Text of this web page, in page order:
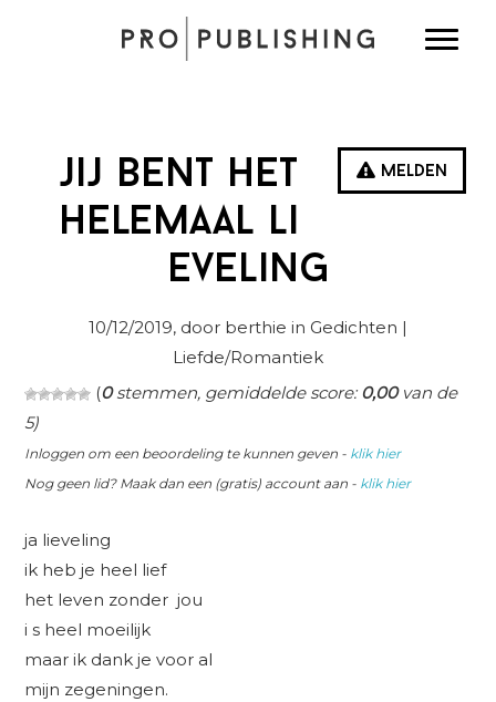
Melden
jij bent het
helemaal li
eveling
10/12/2019, door berthie in Gedichten |
Liefde/Romantiek
(0stemmen, gemiddelde score:0,00van de
5)
Inloggen om een beoordeling te kunnen geven - klik hier
Nog geen lid? Maak dan een (gratis) account aan - klik hier
ja lieveling
ik heb je heel lief
het leven zonder jou
i s heel moeilijk
maar ik dank je voor al
mijn zegeningen.